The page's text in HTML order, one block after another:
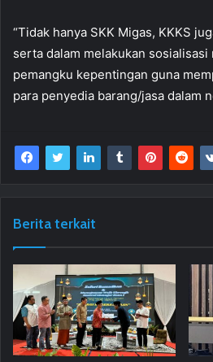
“Tidak hanya SKK Migas, KKKS
serta dalam melakukan sosialisasi
pemangku kepentingan guna
para penyedia barang/jasa dalam
Berita terkait